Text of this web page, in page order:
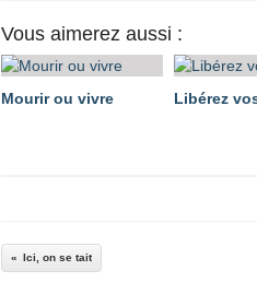
Vous aimerez aussi :
Mourir ou vivre Libérez
Ici, on se tait